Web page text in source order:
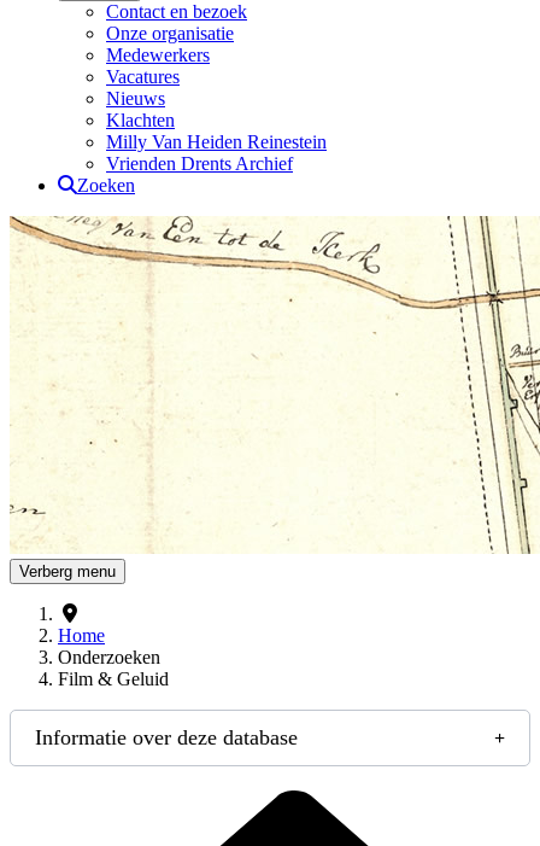
Contact en bezoek
Onze organisatie
Medewerkers
Vacatures
Nieuws
Klachten
Milly Van Heiden Reinestein
Vrienden Drents Archief
Zoeken
Drents Archief
Verberg menu
Home
Onderzoeken
Film & Geluid
Informatie over deze database